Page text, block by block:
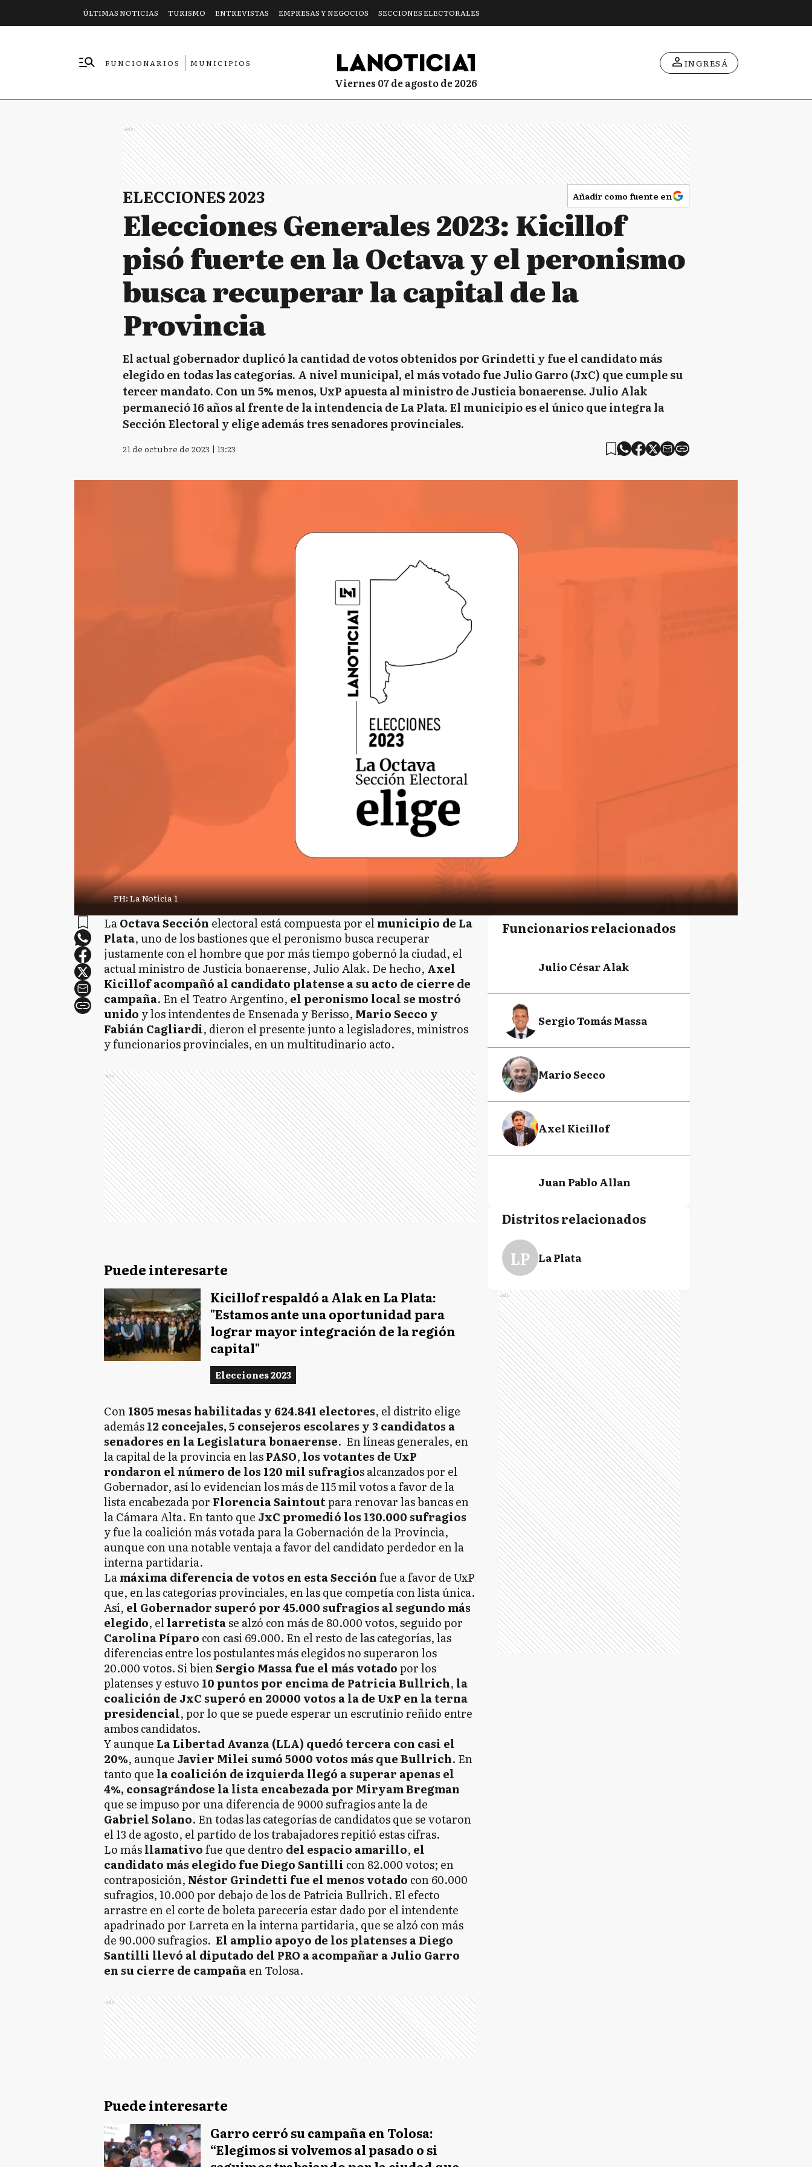
ÚLTIMAS NOTICIAS TURISMO ENTREVISTAS EMPRESAS Y NEGOCIOS SECCIONES ELECTORALES
FUNCIONARIOS
MUNICIPIOS
viernes 07 de agosto de 2026
INGRESÁ
Ads
ELECCIONES 2023 Añadir como fuente en
Elecciones Generales 2023: Kicillof
pisó fuerte en la Octava y el peronismo
busca recuperar la capital de la
Provincia
El actual gobernador duplicó la cantidad de votos obtenidos por Grindetti y fue el candidato más
elegido en todas las categorías. A nivel municipal, el más votado fue Julio Garro (JxC) que cumple su
tercer mandato. Con un 5% menos, UxP apuesta al ministro de Justicia bonaerense. Julio Alak
permaneció 16 años al frente de la intendencia de La Plata. El municipio es el único que integra la
Sección Electoral y elige además tres senadores provinciales.
21 de octubre de 2023 | 13:23
PH: La Noticia 1
LaOctava Sección electoral está compuesta por elmunicipio de La
Plata, uno de los bastiones que el peronismo busca recuperar
justamente con el hombre que por más tiempo gobernó la ciudad, el
actual ministro de Justicia bonaerense, Julio Alak. De hecho, Axel
Kicillof acompañó al candidato platense a su acto de cierre de
campaña. En el Teatro Argentino, el peronismo local se mostró
unido y los intendentes de Ensenada y Berisso, Mario Secco y
Fabián Cagliardi, dieron el presente junto a legisladores, ministros
y funcionarios provinciales, en un multitudinario acto.
Ads
Puede interesarte
Kicillof respaldó a Alak en La Plata:
"Estamos ante una oportunidad para
lograr mayor integración de la región
capital"
Elecciones 2023
Con1805 mesas habilitadas y 624.841 electores, el distrito elige
además12 concejales, 5 consejeros escolares y 3 candidatos a
senadores en la Legislatura bonaerense. En líneas generales, en
la capital de la provincia en lasPASO, los votantes de UxP
rondaron el número de los 120 mil sufragios alcanzados por el
Gobernador, así lo evidencian los más de 115 mil votos a favor de la
lista encabezada por Florencia Saintoutpara renovar las bancas en
la Cámara Alta. En tanto que JxC promedió los 130.000 sufragios
y fue la coalición más votada para la Gobernación de la Provincia,
aunque con una notable ventaja a favor del candidato perdedor en la
interna partidaria.
Lamáxima diferencia de votos en esta Secciónfue a favor de UxP
que, en las categorías provinciales, en las que competía con lista única.
Así, el Gobernador superó por 45.000 sufragios al segundo más
elegido, ellarretistase alzó con más de 80.000 votos, seguido por
Carolina Píparo con casi 69.000. En el resto de las categorías, las
diferencias entre los postulantes más elegidos no superaron los
20.000 votos. Si bienSergio Massa fue el más votadopor los
platenses y estuvo 10 puntos por encima de Patricia Bullrich, la
coalición de JxC superó en 20000 votos a la de UxP en la terna
presidencial, por lo que se puede esperar un escrutinio reñido entre
ambos candidatos.
Y aunque La Libertad Avanza (LLA) quedó tercera con casi el
20%, aunque Javier Milei sumó 5000 votos más que Bullrich. En
tanto que la coalición de izquierda llegó a superar apenas el
4%, consagrándose la lista encabezada por Miryam Bregman
que se impuso por una diferencia de 9000 sufragios ante la de
Gabriel Solano. En todas las categorías de candidatos que se votaron
el 13 de agosto, el partido de los trabajadores repitió estas cifras.
Lo másllamativofue que dentro del espacio amarillo, el
candidato más elegido fue Diego Santilli con 82.000 votos; en
contraposición, Néstor Grindetti fue el menos votado con 60.000
sufragios, 10.000 por debajo de los de Patricia Bullrich. El efecto
arrastre en el corte de boleta parecería estar dado por el intendente
apadrinado por Larreta en la interna partidaria, que se alzó con más
de 90.000 sufragios. El amplio apoyo de los platenses a Diego
Santilli llevó al diputado del PRO a acompañar a Julio Garro
en su cierre de campañaen Tolosa.
Ads
Puede interesarte
Garro cerró su campaña en Tolosa:
“Elegimos si volvemos al pasado o si
Funcionarios relacionados
Julio César Alak
Sergio Tomás Massa
Mario Secco
Axel Kicillof
Juan Pablo Allan
Julio Garro
Patricia Bullrich
Néstor Grindetti
Diego César Santilli
Distritos relacionados
LP La Plata
Ads